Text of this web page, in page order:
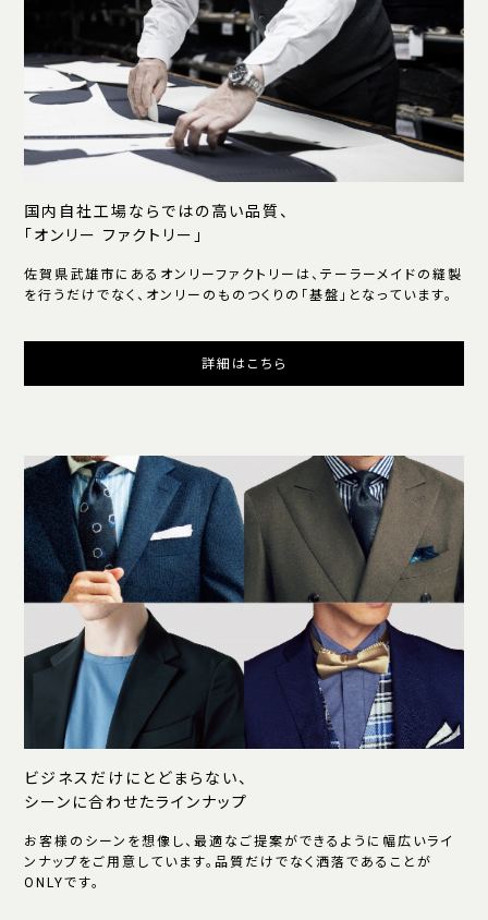
国内自社工場ならではの高い品質、
「オンリー ファクトリー」
佐賀県武雄市にあるオンリーファクトリーは、テーラーメイドの縫製
を行うだけでなく、オンリーのものつくりの「基盤」となっています。
詳細はこちら
ビジネスだけにとどまらない、
シーンに合わせたラインナップ
お客様のシーンを想像し、最適なご提案ができるように幅広いライ
ンナップをご用意しています。品質だけでなく洒落であることが
ONLYです。